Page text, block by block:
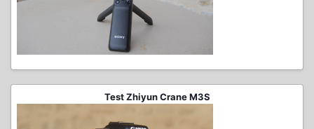
Test Zhiyun Crane M3S